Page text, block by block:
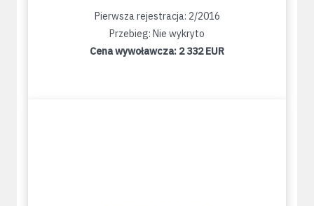
Pierwsza rejestracja: 2/2016
Przebieg: Nie wykryto
Cena wywoławcza: 2 332 EUR